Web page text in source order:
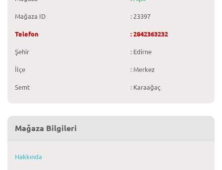
Mağaza ID : 23397
Telefon : 2842363232
Şehir : Edirne
İlçe : Merkez
Semt : Karaağaç
Mağaza Bilgileri
Hakkında